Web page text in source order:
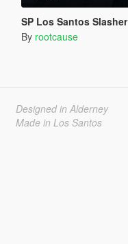
SP Los Santos Slasher
By rootcause
Designed in Alderney
Made in Los Santos